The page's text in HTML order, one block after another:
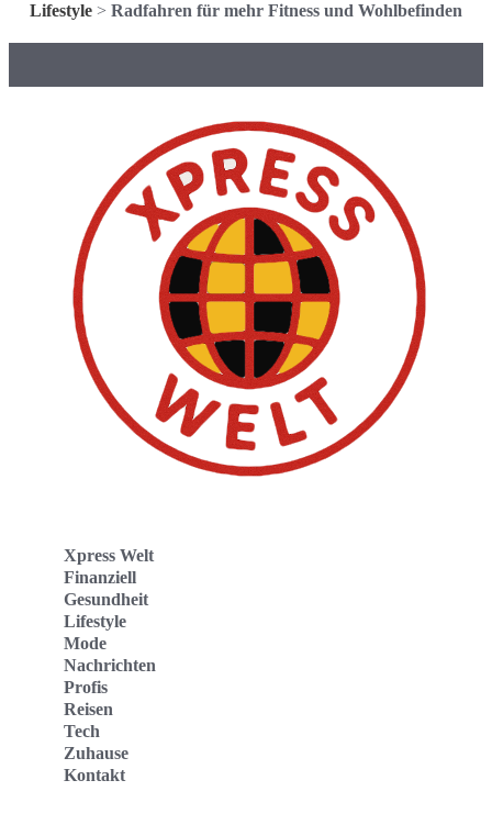
Lifestyle > Radfahren für mehr Fitness und Wohlbefinden
Xpress Welt
Finanziell
Gesundheit
Lifestyle
Mode
Nachrichten
Profis
Reisen
Tech
Zuhause
Kontakt